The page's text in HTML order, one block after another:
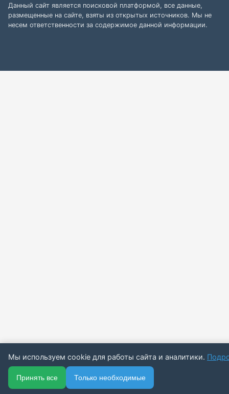
Данный сайт является поисковой платформой, все данные,
размещенные на сайте, взяты из открытых источников. Мы не
несем ответственности за содержимое данной информации.
🏠
Главная
📋
Каталог
📅
Подписки
Мы используем cookie для работы сайта и аналитики.
Принять все Только необходимые